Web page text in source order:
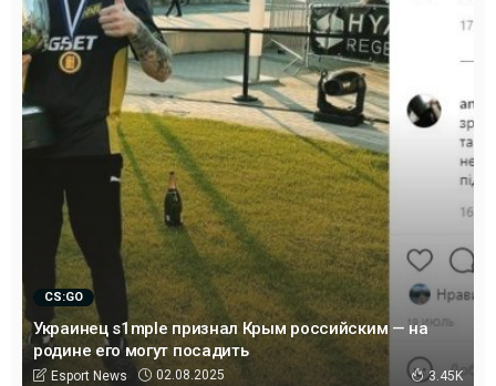
CS:GO
Украинец s1mple признал Крым российским — на
родине его могут посадить
Esport News 02.08.2025 3.45K